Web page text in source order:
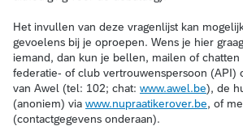
Het invullen van deze vragenlijst kan
gevoelens bij je oproepen. Wens je hier
iemand, dan kun je bellen, mailen of
federatie- of club vertrouwenspersoon (API)
van Awel (tel: 102; chat: www.awel.be), de
(anoniem) via www.nupraatikerover.be, of
(contactgegevens onderaan).